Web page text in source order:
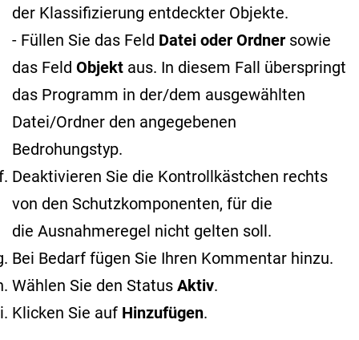
der Klassifizierung entdeckter Objekte.
- Füllen Sie das Feld Datei oder Ordner sowie
das Feld Objekt aus. In diesem Fall überspringt
das Programm in der/dem ausgewählten
Datei/Ordner den angegebenen
Bedrohungstyp.
Deaktivieren Sie die Kontrollkästchen rechts
von den Schutzkomponenten, für die
die Ausnahmeregel nicht gelten soll.
Bei Bedarf fügen Sie Ihren Kommentar hinzu.
Wählen Sie den Status Aktiv.
Klicken Sie auf Hinzufügen.